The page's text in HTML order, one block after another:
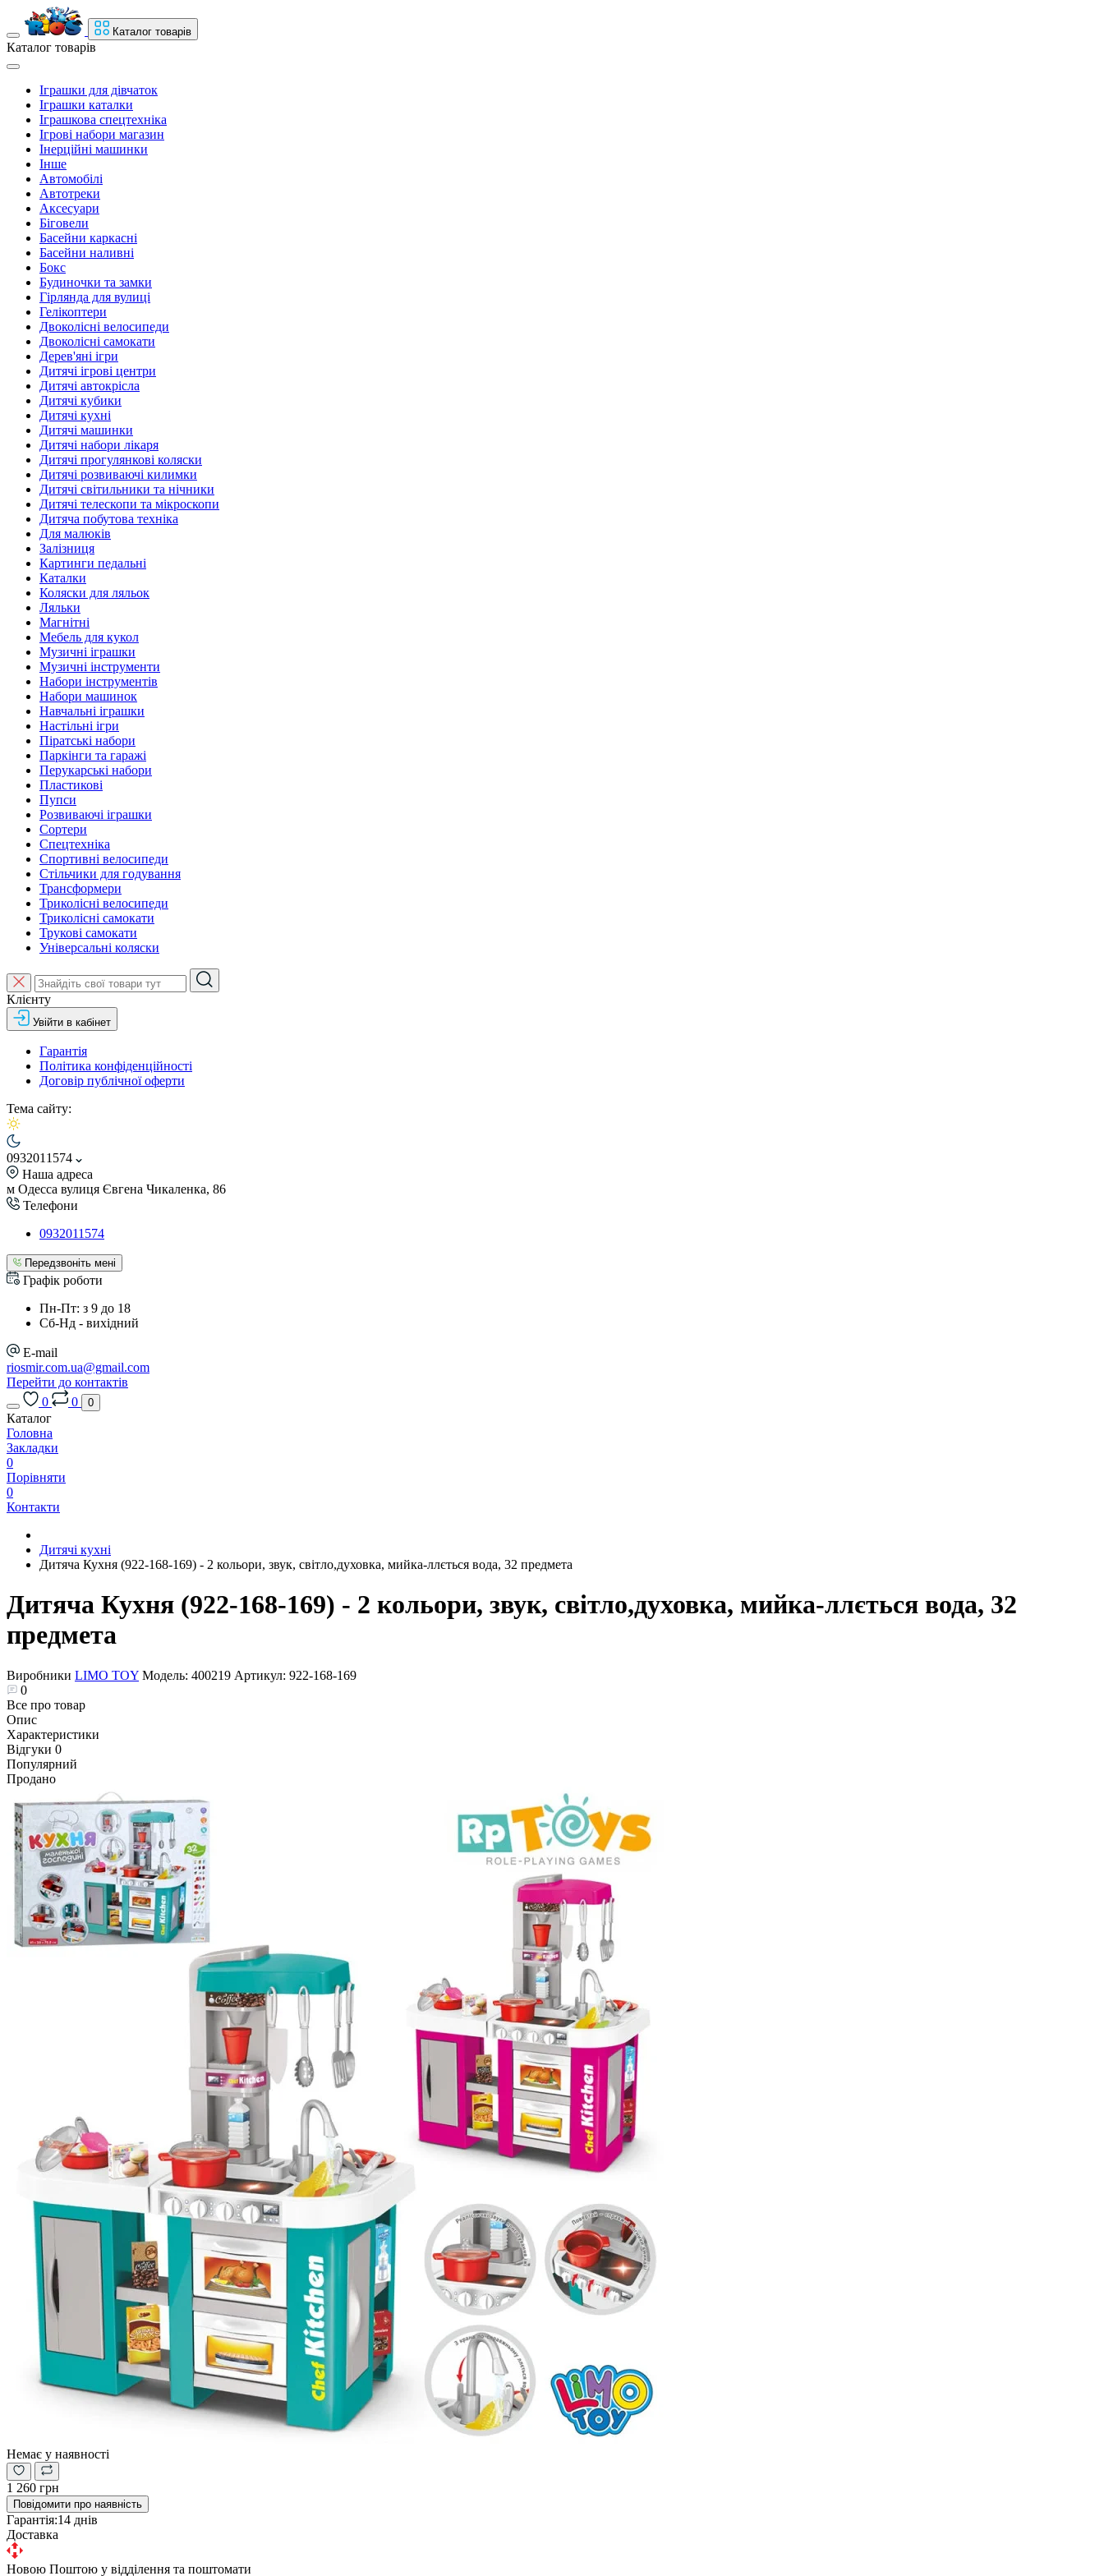
Каталог товарів
Каталог товарів
Іграшки для дівчаток
Іграшки каталки
Іграшкова спецтехніка
Ігрові набори магазин
Інерційні машинки
Інше
Автомобілі
Автотреки
Аксесуари
Біговели
Басейни каркасні
Басейни наливні
Бокс
Будиночки та замки
Гірлянда для вулиці
Гелікоптери
Двоколісні велосипеди
Двоколісні самокати
Дерев'яні ігри
Дитячі ігрові центри
Дитячі автокрісла
Дитячі кубики
Дитячі кухні
Дитячі машинки
Дитячі набори лікаря
Дитячі прогулянкові коляски
Дитячі розвиваючі килимки
Дитячі світильники та нічники
Дитячі телескопи та мікроскопи
Дитяча побутова техніка
Для малюків
Залізниця
Картинги педальні
Каталки
Коляски для ляльок
Ляльки
Магнітні
Мебель для кукол
Музичні іграшки
Музичні інструменти
Набори інструментів
Набори машинок
Навчальні іграшки
Настільні ігри
Піратські набори
Паркінги та гаражі
Перукарські набори
Пластикові
Пупси
Розвиваючі іграшки
Сортери
Спецтехніка
Спортивні велосипеди
Стільчики для годування
Трансформери
Триколісні велосипеди
Триколісні самокати
Трукові самокати
Універсальні коляски
Клієнту
Увійти в кабінет
Гарантія
Політика конфіденційності
Договір публічної оферти
Тема сайту:
0932011574
Наша адреса
м Одесса вулиця Євгена Чикаленка, 86
Телефони
0932011574
Передзвоніть мені
Графік роботи
Пн-Пт: з 9 до 18
Сб-Нд - вихідний
E-mail
riosmir.com.ua@gmail.com
Перейти до контактів
0
0 0
Каталог
Головна
Закладки
0
Порівняти
0
Контакти
Дитячі кухні
Дитяча Кухня (922-168-169) - 2 кольори, звук, світло,духовка, мийка-ллється вода, 32 предмета
Дитяча Кухня (922-168-169) - 2 кольори, звук, світло,духовка, мийка-ллється вода, 32
предмета
Виробники LIMO TOY Модель: 400219 Артикул: 922-168-169
0
Все про товар
Опис
Характеристики
Відгуки 0
Популярний
Продано
Немає у наявності
1 260 грн
Повідомити про наявність
Гарантія:14 днів
Доставка
Новою Поштою у відділення та поштомати